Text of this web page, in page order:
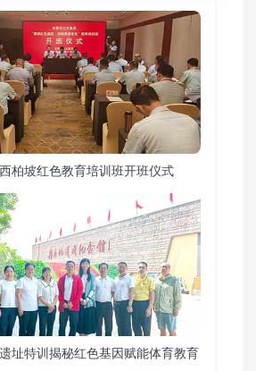
柏坡红色教育培训班开班仪式
址特训揭秘红色基因赋能体育教育